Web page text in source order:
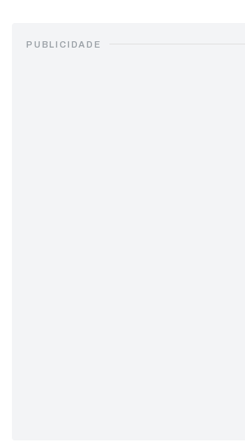
PUBLICIDADE